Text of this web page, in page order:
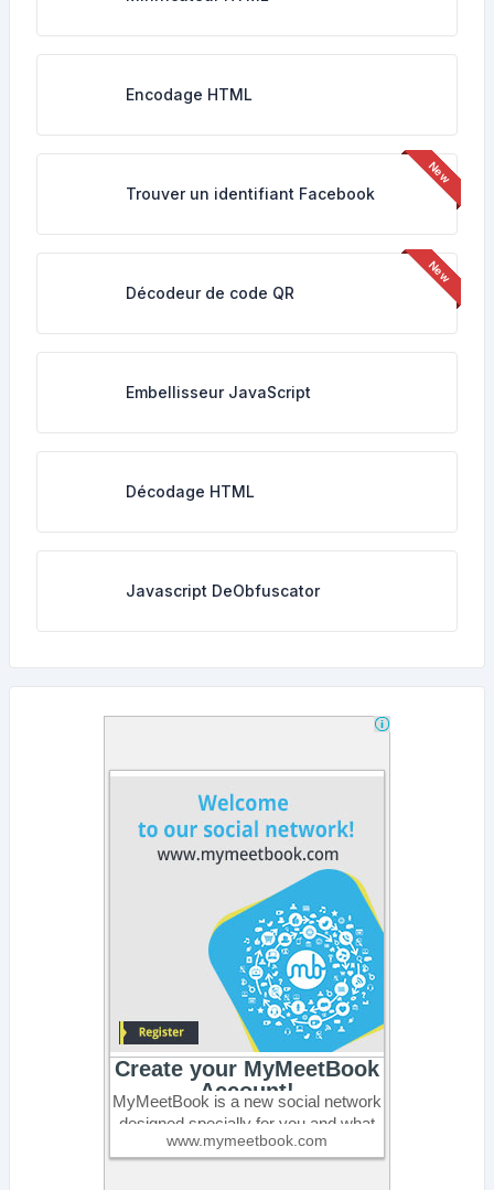
Encodage HTML
Trouver un identifiant Facebook
Décodeur de code QR
Embellisseur JavaScript
Décodage HTML
Javascript DeObfuscator